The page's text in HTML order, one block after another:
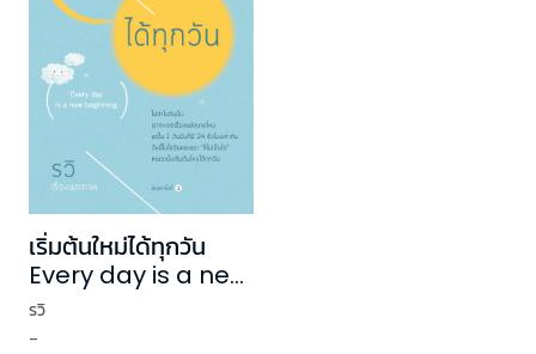
เริ่มต้นใหม่ได้ทุกวัน
Every day is a new
beginning.
รวิ
-